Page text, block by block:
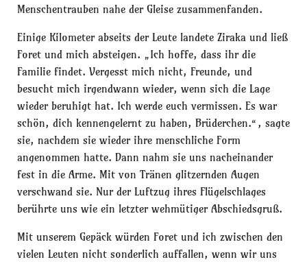
Menschentrauben nahe der Gleise zusammenfanden.
Einige Kilometer abseits der Leute landete Ziraka und ließ
Foret und mich absteigen. „Ich hoffe, dass ihr die
Familie findet. Vergesst mich nicht, Freunde, und
besucht mich irgendwann wieder, wenn sich die Lage
wieder beruhigt hat. Ich werde euch vermissen. Es war
schön, dich kennengelernt zu haben, Brüderchen.“, sagte
sie, nachdem sie wieder ihre menschliche Form
angenommen hatte. Dann nahm sie uns nacheinander
fest in die Arme. Mit von Tränen glitzernden Augen
verschwand sie. Nur der Luftzug ihres Flügelschlages
berührte uns wie ein letzter wehmütiger Abschiedsgruß.
Mit unserem Gepäck würden Foret und ich zwischen den
vielen Leuten nicht sonderlich auffallen, wenn wir uns